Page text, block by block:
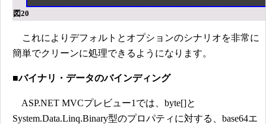
図20
これによりデフォルトとオプションのシナリオを非常に
簡単でクリーンに処理できるようになります。
■バイナリ・データのバインディング
ASP.NET MVCプレビュー1では、byte[]と
System.Data.Linq.Binary型のプロパティに対する、base64エ